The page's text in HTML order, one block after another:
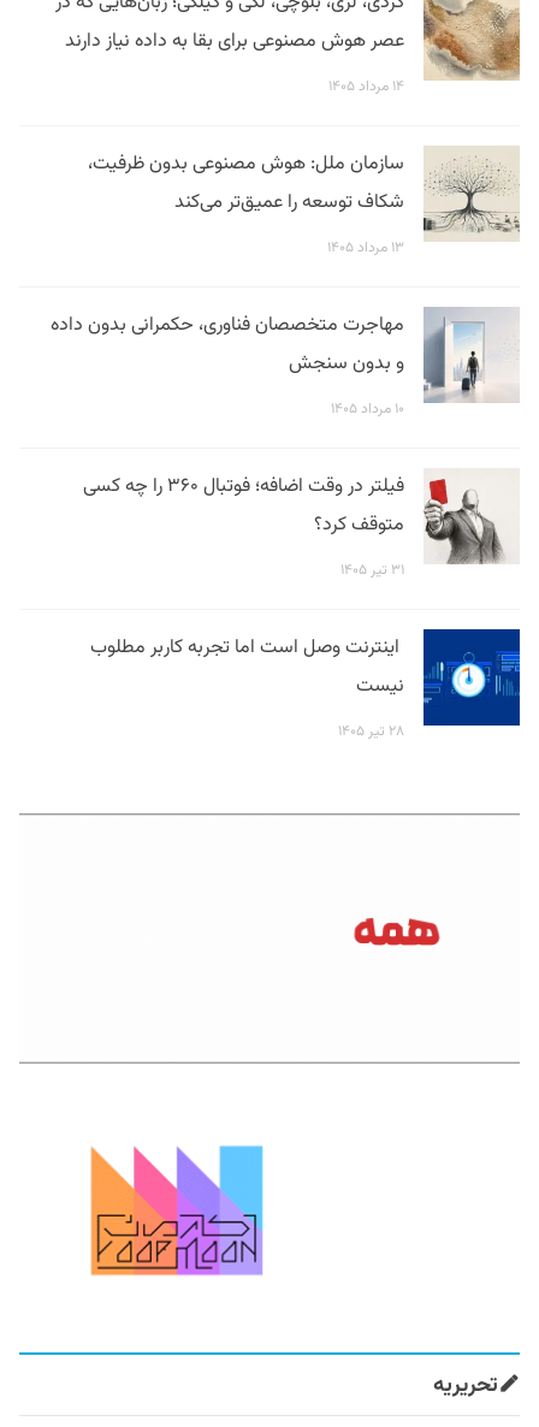
عصر هوش مصنوعی برای بقا به داده نیاز دارند
۱۴ مرداد ۱۴۰۵
سازمان ملل: هوش مصنوعی بدون ظرفیت،
شکاف توسعه را عمیق‌تر می‌کند
۱۳ مرداد ۱۴۰۵
مهاجرت متخصصان فناوری، حکمرانی بدون داده
و بدون سنجش
۱۰ مرداد ۱۴۰۵
فیلتر در وقت اضافه؛ فوتبال ۳۶۰ را چه کسی
متوقف کرد؟
۳۱ تیر ۱۴۰۵
اینترنت وصل است اما تجربه کاربر مطلوب
نیست
۲۸ تیر ۱۴۰۵
تحریریه